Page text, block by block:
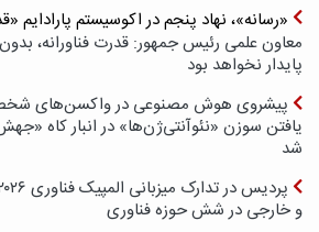
«رسانه»، نهاد پنجم در اکوسیستم پارادایم
معاون علمی رئیس جمهور: قدرت فناورانه،
پایدار نخواهد بود
پیشروی هوش مصنوعی در واکسن‌های
یافتن سوزن «نئوآنتی‌ژن‌ها» در انبار کاه
شد
و خارجی در شش حوزه فناوری